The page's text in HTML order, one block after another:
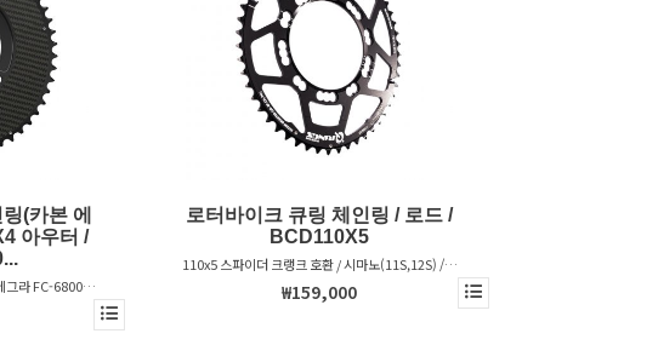
(카본 에
아우터 /
그라 FC-6800,
구동계 호환
로터바이크 큐링 체인링 / 로드 /
BCD110X5
110x5 스파이더 크랭크 호환 / 시마노(11S,12S) /스
램(12S) 구동계 호환
₩159,000